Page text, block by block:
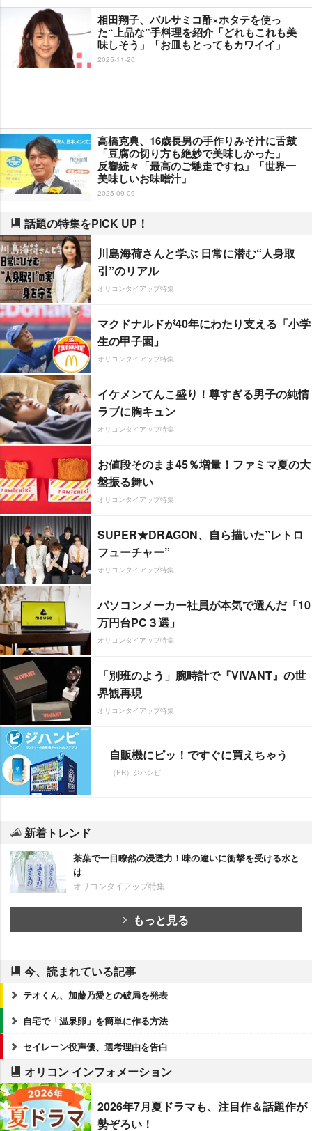
相田翔子、バルサミコ酢×ホタテを使っ
た“上品な”手料理を紹介「どれもこれも美
味しそう」「お皿もとってもカワイイ」
2025-11-20
高橋克典、16歳長男の手作りみそ汁に舌鼓
「豆腐の切り方も絶妙で美味しかった」
反響続々「最高のご馳走ですね」「世界一
美味しいお味噌汁」
2025-09-09
話題の特集をPICK UP！
川島海荷さんと学ぶ 日常に潜む“人身取
引”のリアル
オリコンタイアップ特集
マクドナルドが40年にわたり支える「小学
生の甲子園」
オリコンタイアップ特集
イケメンてんこ盛り！尊すぎる男子の純情
ラブに胸キュン
オリコンタイアップ特集
お値段そのまま45％増量！ファミマ夏の大
盤振る舞い
オリコンタイアップ特集
SUPER★DRAGON、自ら描いた”レトロ
フューチャー”
オリコンタイアップ特集
パソコンメーカー社員が本気で選んだ「10
万円台PC３選」
オリコンタイアップ特集
「別班のよう」腕時計で『VIVANT』の世
界観再現
オリコンタイアップ特集
自販機にピッ！ですぐに買えちゃう
（PR）ジハンピ
新着トレンド
茶葉で一目瞭然の浸透力！味の違いに衝撃を受ける水と
は
オリコンタイアップ特集
もっと見る
今、読まれている記事
テオくん、加藤乃愛との破局を発表
自宅で「温泉卵」を簡単に作る方法
セイレーン役声優、選考理由を告白
オリコン インフォメーション
2026年7月夏ドラマも、注目作＆話題作が
勢ぞろい！